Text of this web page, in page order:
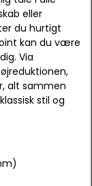
eller
du hurtigt
kan du være
Via
alt sammen
stil og